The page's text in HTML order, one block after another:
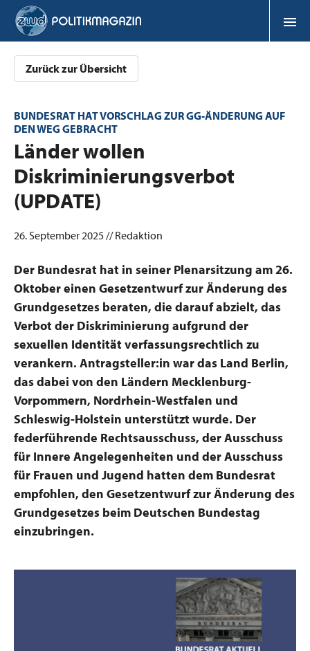
Zurück zur Übersicht
BUNDESRAT HAT VORSCHLAG ZUR GG-ÄNDERUNG AUF
DEN WEG GEBRACHT
:Länder wollen
Diskriminierungsverbot
(UPDATE)
26. September 2025 // Redaktion
Der Bundesrat hat in seiner Plenarsitzung am 26.
Oktober einen Gesetzentwurf zur Änderung des
Grundgesetzes beraten, die darauf abzielt, das
Verbot der Diskriminierung aufgrund der
sexuellen Identität verfassungsrechtlich zu
verankern. Antragsteller:in war das Land Berlin,
das dabei von den Ländern Mecklenburg-
Vorpommern, Nordrhein-Westfalen und
Schleswig-Holstein unterstützt wurde. Der
federführende Rechtsausschuss, derAusschuss
für Innere Angelegenheiten und derAusschuss
für Frauen und Jugend hatten dem Bundesrat
empfohlen, den Gesetzentwurf zur Änderung des
Grundgesetzes beim Deutschen Bundestag
einzubringen.